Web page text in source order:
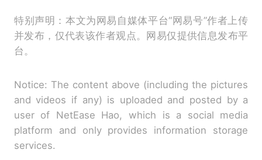
特别声明：本文为网易自媒体平台“网易号”作者上传
并发布，仅代表该作者观点。网易仅提供信息发布平
台。
Notice: The content above (including the pictures
and videos if any) is uploaded and posted by a
user of NetEase Hao, which is a social media
platform and only provides information storage
services.